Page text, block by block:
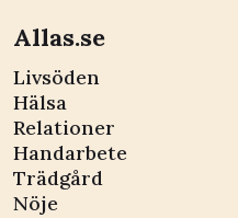
Allas.se
Livsöden
Hälsa
Relationer
Handarbete
Trädgård
Nöje